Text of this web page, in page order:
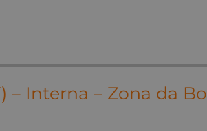
– Interna – Zona da